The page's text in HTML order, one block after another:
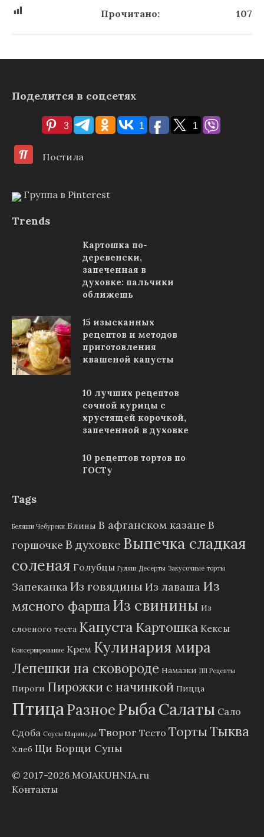
Прочитано: 107
Поделится в соцсетях
3 1 1
Постила
Группа в Pinterest
Trends
Картошка по-
деревенски,
запеченная в
духовке: пальчики
оближешь
15 изысканных
рецептов и методов
приготовления
квашеной капусты
10 лучших рецептов
сочной курицы с
хрустящей корочкой,
запеченной в духовке
10 рецептов тортов по
ГОСТу
Tags
Беляши Чебуреки Блины В афганском казане В
горшочке В духовке Выпечка сладкая
соленая Голубцы Гуляш Десерты Закусочные торты
ЗапеканкаИз говядины Из лаваша Из
мясного фаршаИз свинины Из
слоеного теста Капуста Картошка Кексы
Консервирование Крем Кулинария мира
Лепешки на сковороде Намазки ПП Рецепты
Пироги Пирожки с начинкой Пицца
ПтицаРазноеРыбаСалаты Сало
Сдоба Соусы Маринады Творог Тесто ТортыТыква
Хлеб Щи Борщи Супы
© 2017-2026 MOJAKUHNJA.ru
Контакты